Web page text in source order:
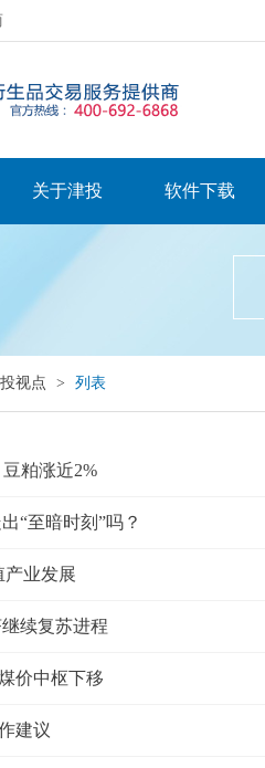
关于津投 软件下载
视点 > 列表
粕涨近2%
“至暗时刻”吗？
产业发展
续复苏进程
价中枢下移
建议